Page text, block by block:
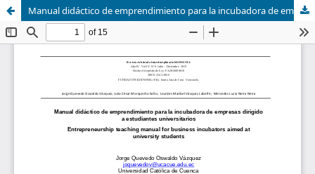
Manual didáctico de emprendimiento para la incubadora de empresas dirigido a estudiantes universitarios